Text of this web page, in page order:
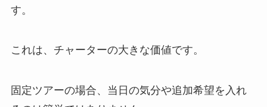
す。
これは、チャーターの大きな価値です。
固定ツアーの場合、当日の気分や追加希望を入れ